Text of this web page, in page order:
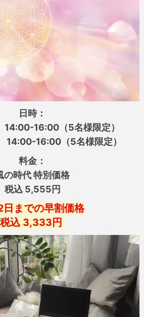
日時：
14:00-16:00（5名様限定）
14:00-16:00（5名様限定）
料金：
の時代 特別価格
税込 5,555円
日までの早割価格
税込 3,333円